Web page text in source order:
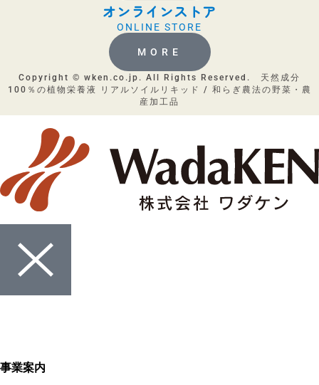
オンラインストア
ONLINE STORE
MORE
Copyright © wken.co.jp. All Rights Reserved. 天然成分
100％の植物栄養液 リアルソイルリキッド / 和らぎ農法の野菜・農
産加工品
事業案内